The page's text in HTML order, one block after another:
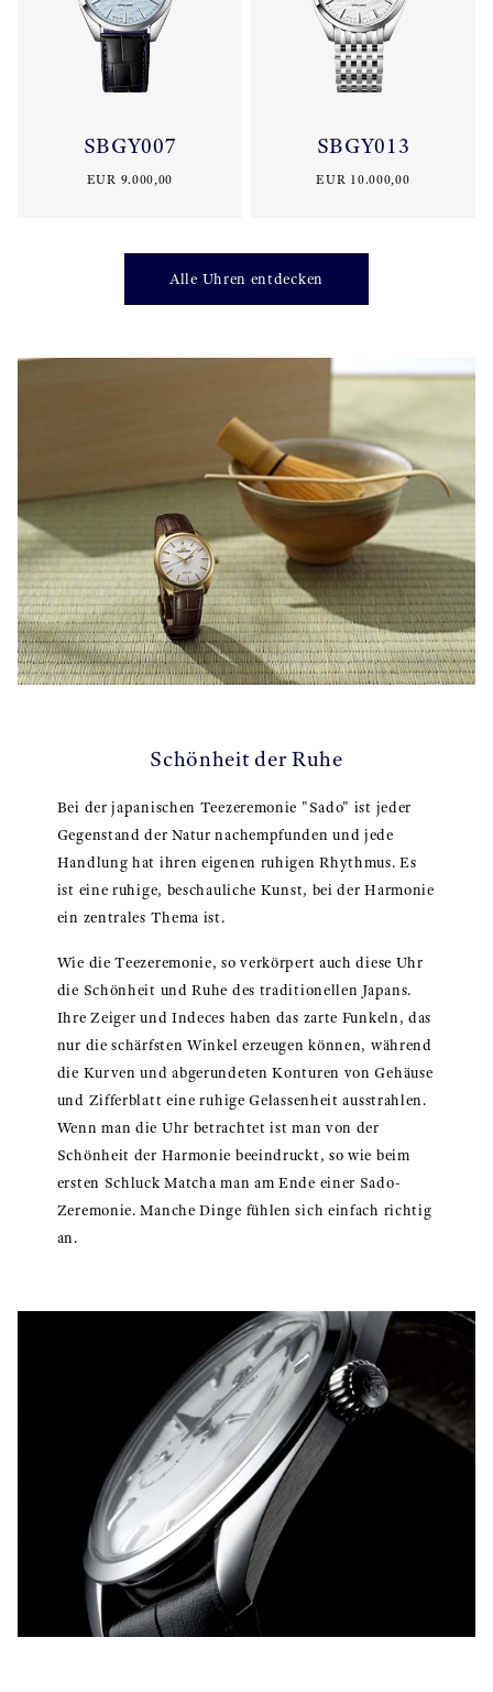
SBGY007
EUR 9.000,00
SBGY013
EUR 10.000,00
Alle Uhren entdecken
Schönheit der Ruhe
Bei der japanischen Teezeremonie "Sado" ist jeder
Gegenstand der Natur nachempfunden und jede
Handlung hat ihren eigenen ruhigen Rhythmus. Es
ist eine ruhige, beschauliche Kunst, bei der Harmonie
ein zentrales Thema ist.
Wie die Teezeremonie, so verkörpert auch diese Uhr
die Schönheit und Ruhe des traditionellen Japans.
Ihre Zeiger und Indeces haben das zarte Funkeln, das
nur die schärfsten Winkel erzeugen können, während
die Kurven und abgerundeten Konturen von Gehäuse
und Zifferblatt eine ruhige Gelassenheit ausstrahlen.
Wenn man die Uhr betrachtet ist man von der
Schönheit der Harmonie beeindruckt, so wie beim
ersten Schluck Matcha man am Ende einer Sado-
Zeremonie. Manche Dinge fühlen sich einfach richtig
an.